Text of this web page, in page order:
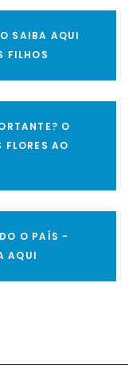
SAIBA AQUI
FILHOS
O
FLORES AO
O PAÍS -
AQUI